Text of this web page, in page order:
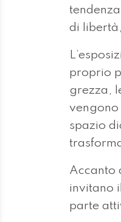
di
proprio
grezza,
vengono
spazio
Accanto
invitano
parte